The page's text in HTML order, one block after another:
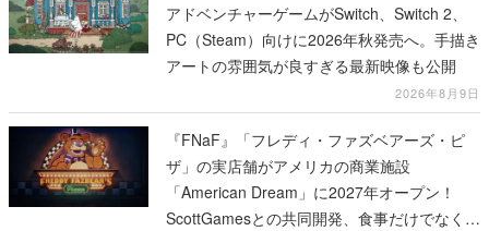
アドベンチャーゲームがSwitch、Switch 2、
PC（Steam）向けに2026年秋発売へ。手描き
アートの雰囲気が良すぎる最新映像も公開
2026年8月9日
『FNaF』「フレディ・ファズベアーズ・ピ
ザ」の実店舗がアメリカの商業施設
「American Dream」に2027年オープン！
ScottGamesとの共同開発、食事だけでなくス